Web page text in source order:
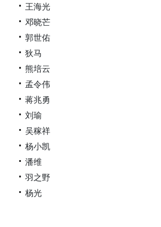
王海光
邓晓芒
郭世佑
狄马
熊培云
孟令伟
蒋兆勇
刘瑜
吴稼祥
杨小凯
潘维
羽之野
杨光